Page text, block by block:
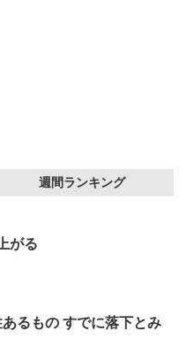
週間ランキング
がる
るもの すでに落下とみ